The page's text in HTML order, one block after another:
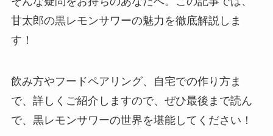
甘太郎の黒レモンサワーの魅力を徹底解説しま
す！
飲み方やフードペアリング、自宅での作り方ま
で、詳しくご紹介しますので、ぜひ最後まで読ん
で、黒レモンサワーの世界を堪能してください！